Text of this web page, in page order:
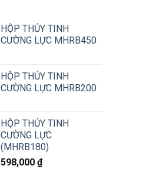
HỘP THỦY TINH
CƯỜNG LỰC MHRB450
HỘP THỦY TINH
CƯỜNG LỰC MHRB200
HỘP THỦY TINH
CƯỜNG LỰC
(MHRB180)
598,000 ₫